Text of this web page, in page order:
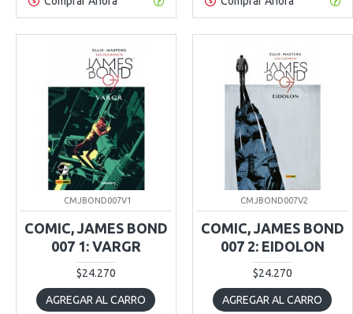
CMJBOND007V1
COMIC, JAMES BOND
007 1: VARGR
$24.270
AGREGAR AL CARRO
CMJBOND007V2
COMIC, JAMES BOND
007 2: EIDOLON
$24.270
AGREGAR AL CARRO